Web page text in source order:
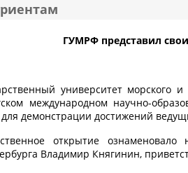
ГУМРФ представил
университет
международном научно-
демонстрации достижений
открытие
Владимир Княгинин,